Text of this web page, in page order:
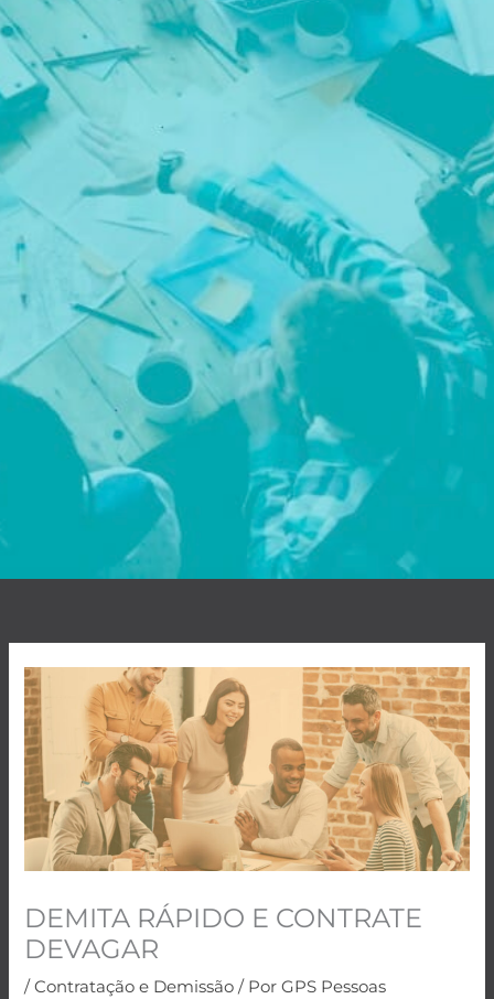
DEMITA RÁPIDO E CONTRATE
DEVAGAR
/Contratação e Demissão / PorGPS Pessoas